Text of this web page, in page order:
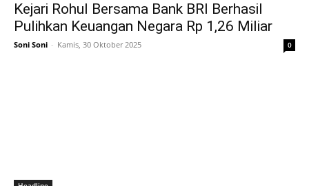
Kejari Rohul Bersama Bank BRI Berhasil
Pulihkan Keuangan Negara Rp 1,26 Miliar
Soni Soni - Kamis, 30 Oktober 2025 0